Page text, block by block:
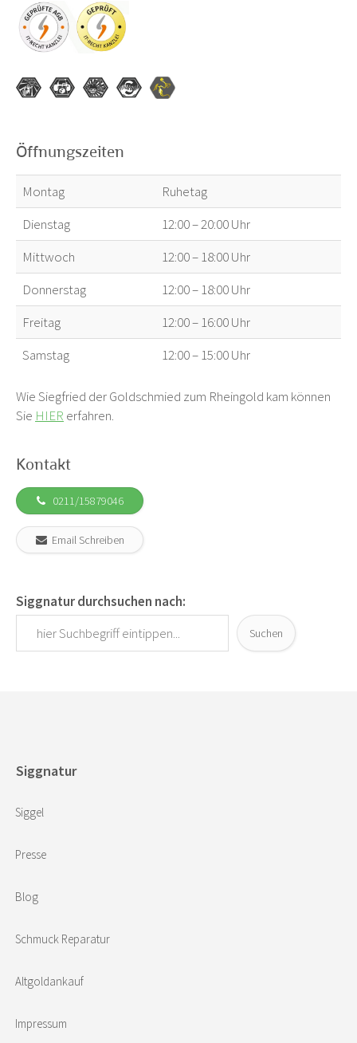
Öffnungszeiten
Montag
Ruhetag
Dienstag
12:00 – 20:00 Uhr
Mittwoch
12:00 – 18:00 Uhr
Donnerstag
12:00 – 18:00 Uhr
Freitag
12:00 – 16:00 Uhr
Samstag
12:00 – 15:00 Uhr
Wie Siegfried der Goldschmied zum Rheingold kam können
Sie HIER erfahren.
Kontakt
0211/15879046
Email Schreiben
Siggnatur durchsuchen nach:
Suchen
Siggnatur
Siggel
Presse
Blog
Schmuck Reparatur
Altgoldankauf
Impressum